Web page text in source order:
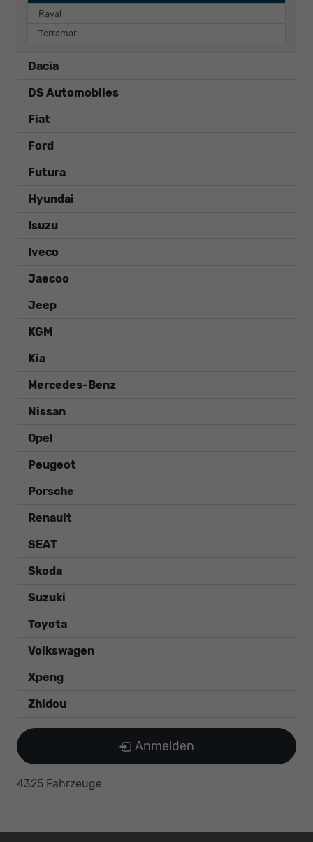
Raval
Terramar
Dacia
DS Automobiles
Fiat
Ford
Futura
Hyundai
Isuzu
Iveco
Jaecoo
Jeep
KGM
Kia
Mercedes-Benz
Nissan
Opel
Peugeot
Porsche
Renault
SEAT
Skoda
Suzuki
Toyota
Volkswagen
Xpeng
Zhidou
Anmelden
4325 Fahrzeuge